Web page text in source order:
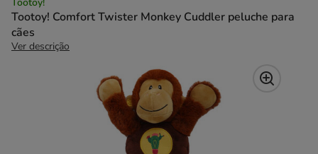
Tootoy! Comfort Twister Monkey Cuddler peluche para
cães
Ver descrição